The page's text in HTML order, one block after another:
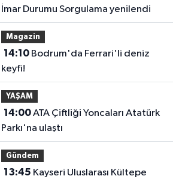
İmar Durumu Sorgulama yenilendi
Magazin
14:10Bodrum'da Ferrari'li deniz
keyfi!
YAŞAM
14:00ATA Çiftliği Yoncaları Atatürk
Parkı'na ulaştı
Gündem
13:45